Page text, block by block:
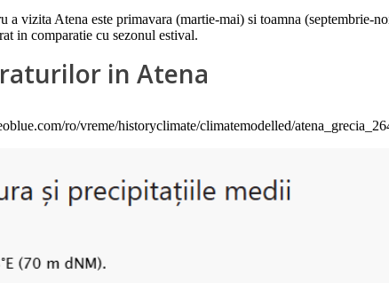
a vizita Atena este primavara (martie-mai) si toamna (septembrie-
in comparatie cu sezonul estival.
in Atena
ro/vreme/historyclimate/climatemodelled/